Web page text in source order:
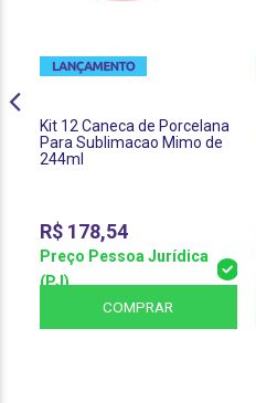
Kit 12 Caneca de Porcelana
Para Sublimacao Mimo de
244ml
R$ 178,54
Preço Pessoa Jurídica
(PJ)
COMPRAR